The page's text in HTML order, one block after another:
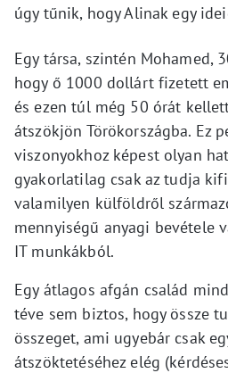
úgy tűnik, hogy Alinak egy
Egy társa, szintén Mohamed,
hogy ő 1000 dollárt fizetett
és ezen túl még 50 órát
átszökjön Törökországba. Ez
viszonyokhoz képest olyan
gyakorlatilag csak az tudja
valamilyen külföldről
mennyiségű anyagi bevétele
IT munkákból.
Egy átlagos afgán család
téve sem biztos, hogy össze
összeget, ami ugyebár csak
átszöktetéséhez elég